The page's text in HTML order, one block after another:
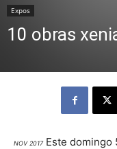
Expos
10 obras
NOV 2017Este domingo